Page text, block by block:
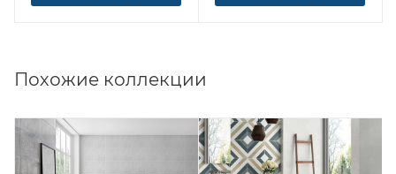
Похожие коллекции